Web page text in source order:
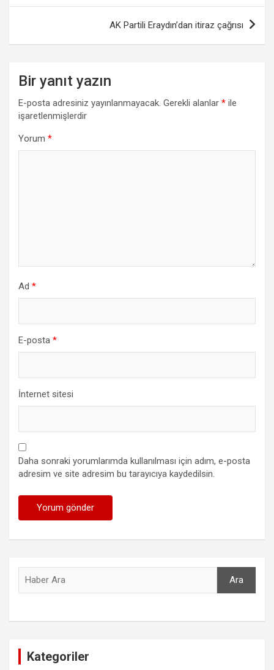
AK Partili Eraydın’dan itiraz çağrısı
Bir yanıt yazın
E-posta adresiniz yayınlanmayacak. Gerekli alanlar * ile
işaretlenmişlerdir
Yorum *
Ad *
E-posta *
İnternet sitesi
Daha sonraki yorumlarımda kullanılması için adım, e-posta
adresim ve site adresim bu tarayıcıya kaydedilsin.
Ara
Kategoriler